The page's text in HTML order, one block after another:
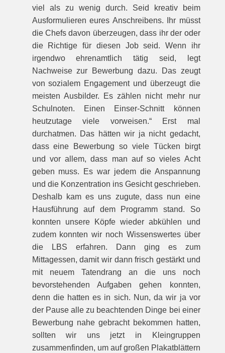
viel als zu wenig durch. Seid kreativ beim
Ausformulieren eures Anschreibens. Ihr müsst
die Chefs davon überzeugen, dass ihr der oder
die Richtige für diesen Job seid. Wenn ihr
irgendwo ehrenamtlich tätig seid, legt
Nachweise zur Bewerbung dazu. Das zeugt
von sozialem Engagement und überzeugt die
meisten Ausbilder. Es zählen nicht mehr nur
Schulnoten. Einen Einser-Schnitt können
heutzutage viele vorweisen.“ Erst mal
durchatmen. Das hätten wir ja nicht gedacht,
dass eine Bewerbung so viele Tücken birgt
und vor allem, dass man auf so vieles Acht
geben muss. Es war jedem die Anspannung
und die Konzentration ins Gesicht geschrieben.
Deshalb kam es uns zugute, dass nun eine
Hausführung auf dem Programm stand. So
konnten unsere Köpfe wieder abkühlen und
zudem konnten wir noch Wissenswertes über
die LBS erfahren. Dann ging es zum
Mittagessen, damit wir dann frisch gestärkt und
mit neuem Tatendrang an die uns noch
bevorstehenden Aufgaben gehen konnten,
denn die hatten es in sich. Nun, da wir ja vor
der Pause alle zu beachtenden Dinge bei einer
Bewerbung nahe gebracht bekommen hatten,
sollten wir uns jetzt in Kleingruppen
zusammenfinden, um auf großen Plakatblättern